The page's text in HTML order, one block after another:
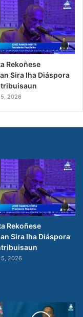
Rekoñese
Sira Iha Diáspora
2026
Rekoñese
Sira Iha Diáspora
5, 2026